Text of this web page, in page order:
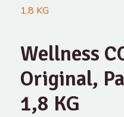
1,8 KG
Wellness
Original,
1,8 KG